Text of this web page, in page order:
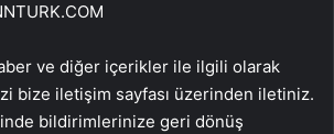
ve diğer içerikler ile ilgili olarak
bize iletişim sayfası üzerinden iletiniz.
bildirimlerinize geri dönüş